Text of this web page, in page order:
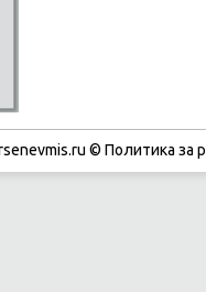
© Политиκа за